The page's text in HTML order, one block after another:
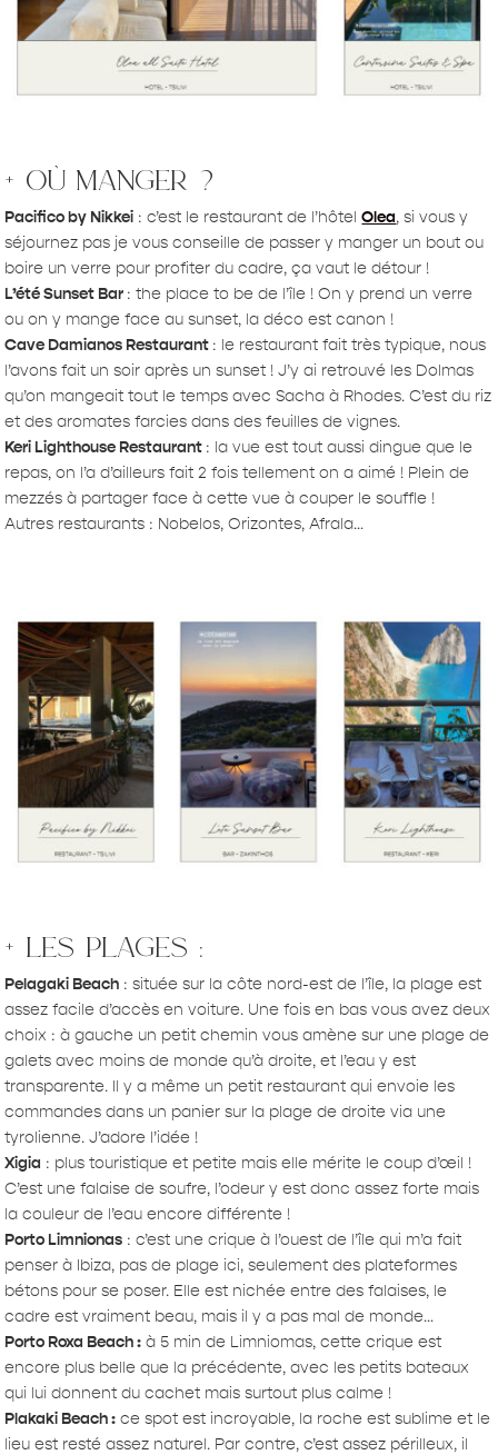
+ où manger ?
Pacifico by Nikkei : c’est le restaurant de l’hôtelOlea, si vous y
séjournez pas je vous conseille de passer y manger un bout ou
boire un verre pour profiter du cadre, ça vaut le détour !
L’été Sunset Bar : the place to be de l’île ! On y prend un verre
ou on y mange face au sunset, la déco est canon !
Cave Damianos Restaurant : le restaurant fait très typique, nous
l’avons fait un soir après un sunset ! J’y ai retrouvé les Dolmas
qu’on mangeait tout le temps avec Sacha à Rhodes. C’est du riz
et des aromates farcies dans des feuilles de vignes.
Keri Lighthouse Restaurant : la vue est tout aussi dingue que le
repas, on l’a d’ailleurs fait 2 fois tellement on a aimé ! Plein de
mezzés à partager face à cette vue à couper le souffle !
Autres restaurants : Nobelos, Orizontes, Afrala…
+ les plages :
Pelagaki Beach : située sur la côte nord-est de l’île, la plage est
assez facile d’accès en voiture. Une fois en bas vous avez deux
choix : à gauche un petit chemin vous amène sur une plage de
galets avec moins de monde qu’à droite, et l’eau y est
transparente. Il y a même un petit restaurant qui envoie les
commandes dans un panier sur la plage de droite via une
tyrolienne. J’adore l’idée !
Xigia : plus touristique et petite mais elle mérite le coup d’œil !
C’est une falaise de soufre, l’odeur y est donc assez forte mais
la couleur de l’eau encore différente !
Porto Limnionas : c’est une crique à l’ouest de l’île qui m’a fait
penser à Ibiza, pas de plage ici, seulement des plateformes
bétons pour se poser. Elle est nichée entre des falaises, le
cadre est vraiment beau, mais il y a pas mal de monde…
Porto Roxa Beach : à 5 min de Limniomas, cette crique est
encore plus belle que la précédente, avec les petits bateaux
qui lui donnent du cachet mais surtout plus calme !
Plakaki Beach : ce spot est incroyable, la roche est sublime et le
lieu est resté assez naturel. Par contre, c’est assez périlleux, il